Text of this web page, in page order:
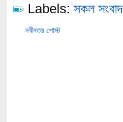
Labels: সকল সংবাদ
নবীনতর পোস্ট